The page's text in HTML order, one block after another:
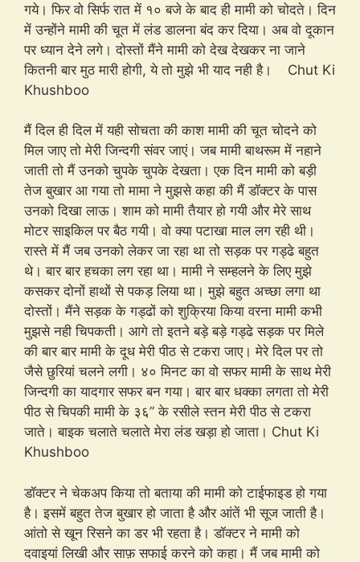
गये। फिर वो सिर्फ रात में १० बजे के बाद ही मामी को चोदते। दिन
में उन्होंने मामी की चूत में लंड डालना बंद कर दिया। अब वो दूकान
पर ध्यान देने लगे। दोस्तों मैंने मामी को देख देखकर ना जाने
कितनी बार मुठ मारी होगी, ये तो मुझे भी याद नही है। Chut Ki
Khushboo
मैं दिल ही दिल में यही सोचता की काश मामी की चूत चोदने को
मिल जाए तो मेरी जिन्दगी संवर जाएं। जब मामी बाथरूम में नहाने
जाती तो मैं उनको चुपके चुपके देखता। एक दिन मामी को बड़ी
तेज बुखार आ गया तो मामा ने मुझसे कहा की मैं डॉक्टर के पास
उनको दिखा लाऊ। शाम को मामी तैयार हो गयी और मेरे साथ
मोटर साइकिल पर बैठ गयी। वो क्या पटाखा माल लग रही थी।
रास्ते में मैं जब उनको लेकर जा रहा था तो सड़क पर गड्ढे बहुत
थे। बार बार हचका लग रहा था। मामी ने सम्हलने के लिए मुझे
कसकर दोनों हाथों से पकड़ लिया था। मुझे बहुत अच्छा लगा था
दोस्तों। मैंने सड़क के गड्ढों को शुक्रिया किया वरना मामी कभी
मुझसे नही चिपकती। आगे तो इतने बड़े बड़े गड्ढे सड़क पर मिले
की बार बार मामी के दूध मेरी पीठ से टकरा जाए। मेरे दिल पर तो
जैसे छुरियां चलने लगी। ४० मिनट का वो सफर मामी के साथ मेरी
जिन्दगी का यादगार सफर बन गया। बार बार धक्का लगता तो मेरी
पीठ से चिपकी मामी के ३६” के रसीले स्तन मेरी पीठ से टकरा
जाते। बाइक चलाते चलाते मेरा लंड खड़ा हो जाता। Chut Ki
Khushboo
डॉक्टर ने चेकअप किया तो बताया की मामी को टाईफाइड हो गया
है। इसमें बहुत तेज बुखार हो जाता है और आंतें भी सूज जाती है।
आंतो से खून रिसने का डर भी रहता है। डॉक्टर ने मामी को
दवाइयां लिखी और साफ़ सफाई करने को कहा। मैं जब मामी को